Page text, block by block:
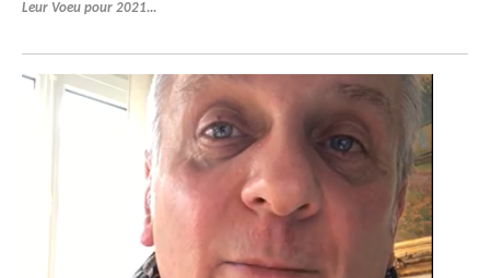
Leur Voeu pour 2021...